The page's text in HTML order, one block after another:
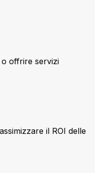
offrire servizi
il ROI delle